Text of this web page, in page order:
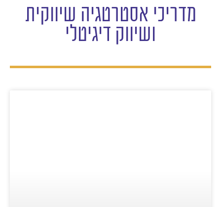
מדריכי אסטרטגיה שיווקית
ושיווק דיגיטלי